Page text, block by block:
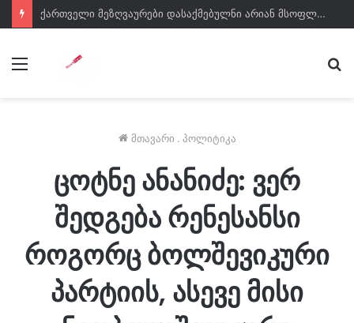
ქართველი მეზღვაურები დასაქმებულნი არიან მსოფლიო სავაჭრო ფლოტის დაახლოებით 80%-ში – საზღვაო ტრანსპორტის სააგენტოს დირექტორი
მენიუ
მთავარი . პოლიტიკა
ცოტნე ანანიძე: ვერ
შედგება რენესანსი
როგორც ბოლშევიკური
პარტიის, ასევე მისი